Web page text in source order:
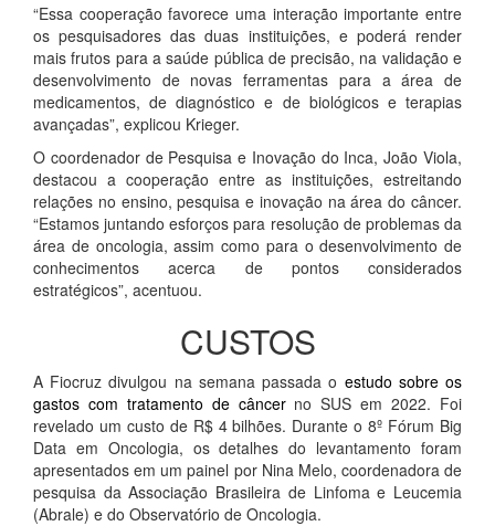
“Essa cooperação favorece uma interação importante entre
os pesquisadores das duas instituições, e poderá render
mais frutos para a saúde pública de precisão, na validação e
desenvolvimento de novas ferramentas para a área de
medicamentos, de diagnóstico e de biológicos e terapias
avançadas”, explicou Krieger.
O coordenador de Pesquisa e Inovação do Inca, João Viola,
destacou a cooperação entre as instituições, estreitando
relações no ensino, pesquisa e inovação na área do câncer.
“Estamos juntando esforços para resolução de problemas da
área de oncologia, assim como para o desenvolvimento de
conhecimentos acerca de pontos considerados
estratégicos”, acentuou.
CUSTOS
A Fiocruz divulgou na semana passada o estudo sobre os
gastos com tratamento de câncerno SUS em 2022. Foi
revelado um custo de R$ 4 bilhões. Durante o 8º Fórum Big
Data em Oncologia, os detalhes do levantamento foram
apresentados em um painel por Nina Melo, coordenadora de
pesquisa da Associação Brasileira de Linfoma e Leucemia
(Abrale) e do Observatório de Oncologia.